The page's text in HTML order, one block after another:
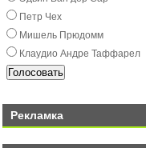
Пeтр Чex
Мишeль Прюдомм
Клаудио Андрe Таффарeл
Рекламка